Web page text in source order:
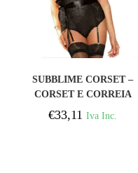
SUBBLIME CORSET –
CORSET E CORREIA
PRETA S / M
€33,11 Iva Inc.